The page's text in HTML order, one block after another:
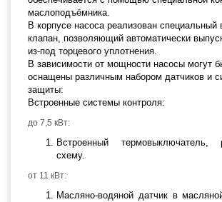
маслоподъёмника.
В корпусе насоса реализован
клапан, позволяющий автоматически
из-под торцевого уплотнения.
В зависимости от мощности насосы могут
оснащены различным набором датчиков и
защиты:
Встроенные системы контроля:
до 7,5 кВт:
Встроенный термовыключатель,
схему.
от 11 кВт:
Масляно-водяной датчик в